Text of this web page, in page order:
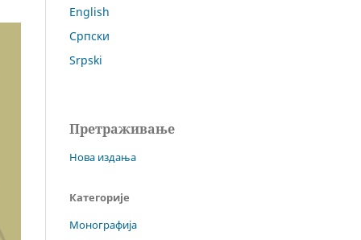
English
Српски
Srpski
Претраживање
Нова издања
Категорије
Монографија